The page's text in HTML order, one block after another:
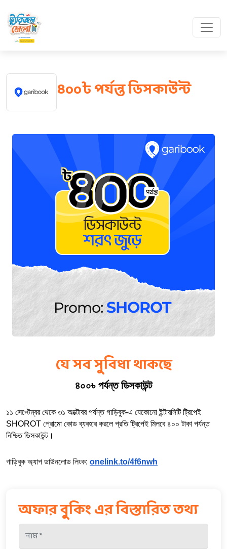
৪০০৳ পর্যন্ত ডিসকাউন্ট
যে সব সুবিধা থাকছে
৪০০৳ পর্যন্ত ডিসকাউন্ট
১১ সেপ্টেম্বর থেকে ৩১ অক্টোবর পর্যন্ত গাড়িবুক-এ যেকোনো ইন্টারসিটি ট্রিপেই
SHOROT প্রোমো কোড ব্যবহার করলে প্রতি ট্রিপেই মিলবে ৪০০ টাকা পর্যন্ত
নিশ্চিত ডিসকাউন্ট।
গাড়িবুক অ্যাপ ডাউনলোড লিংক: onelink.to/4f6nwh
অফার বুকিং এর বিস্তারিত তথ্য